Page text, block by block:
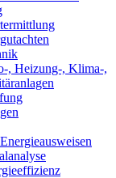
, Heizung-, Klima-,